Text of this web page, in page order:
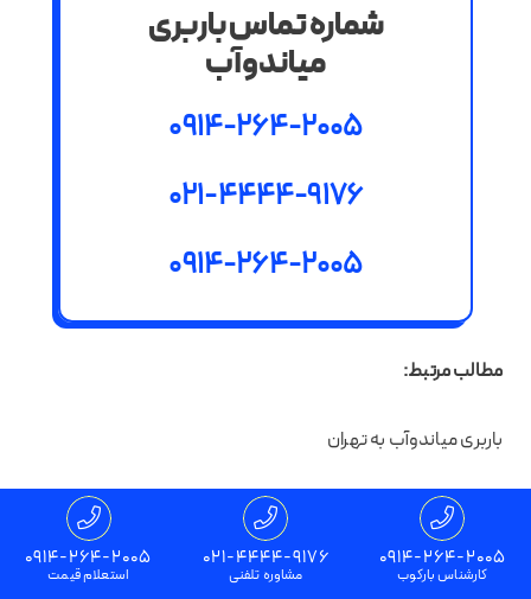
شماره تماس باربری
میاندوآب
0914-264-2005
021-4444-9176
0914-264-2005
مطالب مرتبط:
باربری میاندوآب به تهران
وانت بار میاندوآب
0914-264-2005
کارشناس بارکوب
021-4444-9176
مشاوره تلفنی
0914-264-2005
استعلام قیمت